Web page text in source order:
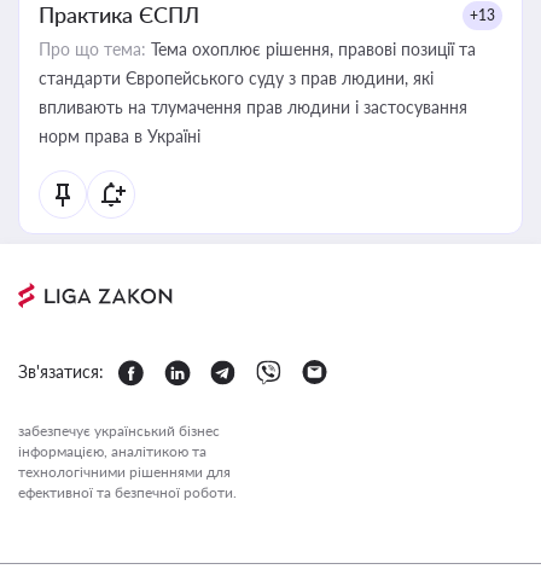
Практика ЄСПЛ +13
Про що тема: Тема охоплює рішення, правові позиції та
стандарти Європейського суду з прав людини, які
впливають на тлумачення прав людини і застосування
норм права в Україні
Зв'язатися:
забезпечує український бізнес
інформацією, аналітикою та
технологічними рішеннями для
ефективної та безпечної роботи.